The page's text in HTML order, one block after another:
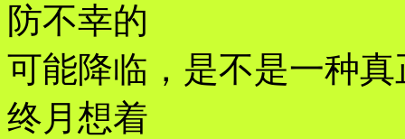
防不幸的
可能降临，是不是一种
终月想着